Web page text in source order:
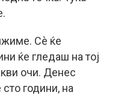
Сè ќе
ќе гледаш на тој
очи. Денес
години, на